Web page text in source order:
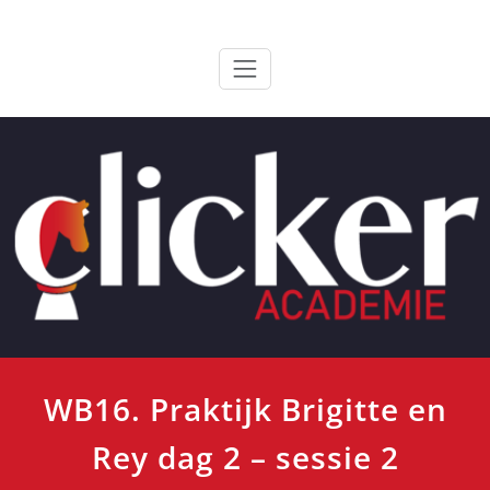
ClickerAcademie
WB16. Praktijk Brigitte en
Rey dag 2 – sessie 2